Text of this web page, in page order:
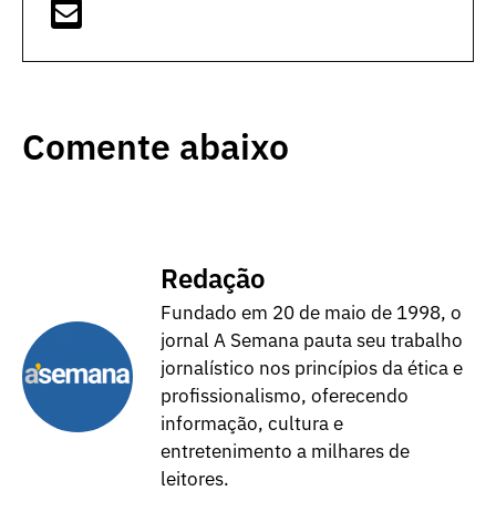
Comente abaixo
Redação
Fundado em 20 de maio de 1998, o
jornal A Semana pauta seu trabalho
jornalístico nos princípios da ética e
profissionalismo, oferecendo
informação, cultura e
entretenimento a milhares de
leitores.